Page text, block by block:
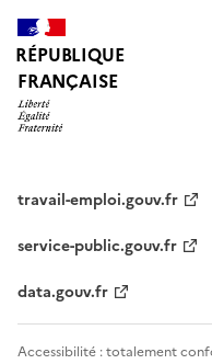
RÉPUBLIQUE
FRANÇAISE
travail-emploi.gouv.fr
service-public.gouv.fr
data.gouv.fr
Accessibilité : totalement